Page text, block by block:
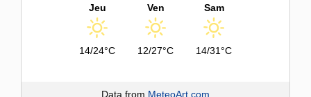
Jeu
14/24°C
Ven
12/27°C
Sam
14/31°C
Data from MeteoArt.com